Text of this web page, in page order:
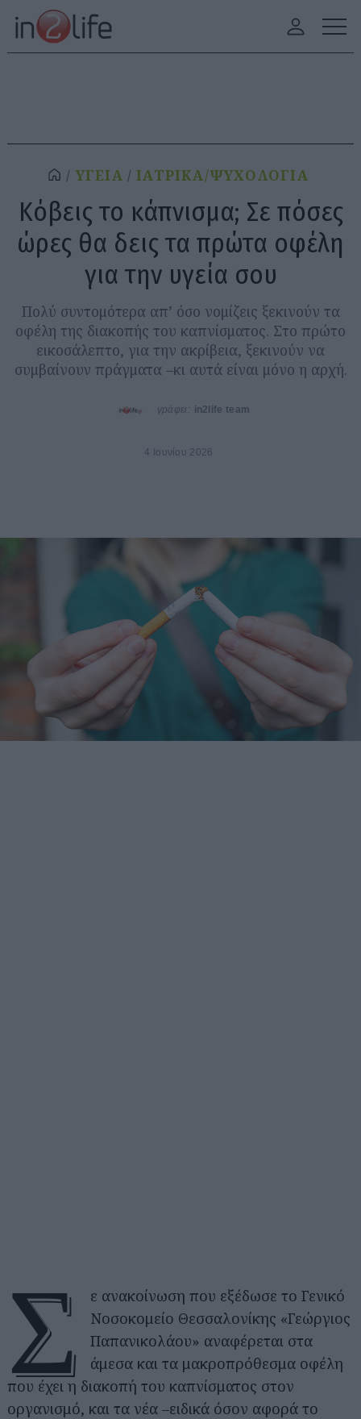
ΥΓΕΙΑ ΙΑΤΡΙΚΑ/ΨΥΧΟΛΟΓΙΑ
Κόβεις το κάπνισμα; Σε πόσες
ώρες θα δεις τα πρώτα οφέλη
για την υγεία σου
Πολύ συντομότερα απ’ όσο νομίζεις ξεκινούν τα
οφέλη της διακοπής του καπνίσματος. Στο πρώτο
εικοσάλεπτο, για την ακρίβεια, ξεκινούν να
συμβαίνουν πράγματα –κι αυτά είναι μόνο η αρχή.
γράφει: in2life team
4 Ιουνίου 2026
Σ
ε ανακοίνωση που εξέδωσε το Γενικό
Νοσοκομείο Θεσσαλονίκης «Γεώργιος
Παπανικολάου» αναφέρεται στα
άμεσα και τα μακροπρόθεσμα οφέλη
που έχει η διακοπή του καπνίσματος στον
οργανισμό, και τα νέα –ειδικά όσον αφορά το